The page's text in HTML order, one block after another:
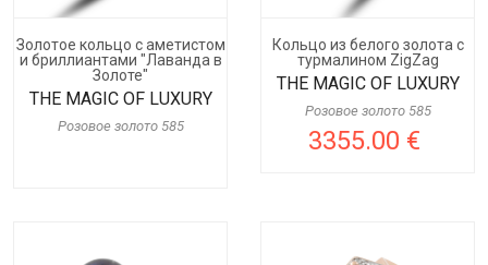
Золотое кольцо с аметистом
и бриллиантами "Лаванда в
Золоте"
THE MAGIC OF LUXURY
Розовое золото 585
Кольцо из белого золота с
турмалином ZigZag
THE MAGIC OF LUXURY
Розовое золото 585
3355.00 €